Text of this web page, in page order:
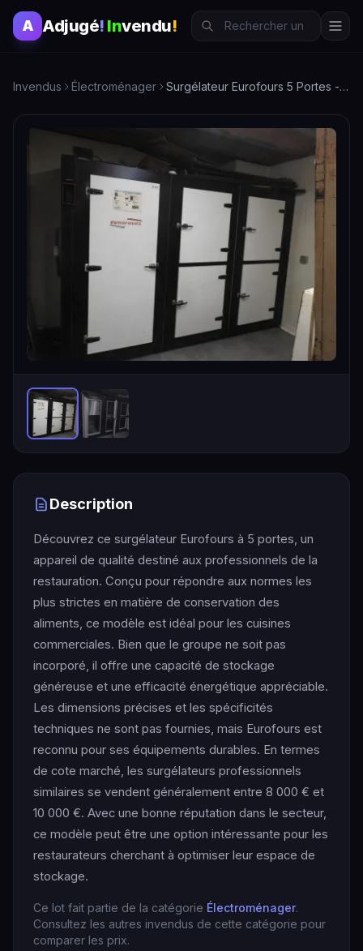
A Adjugé! Invendu!
Invendus Électroménager Surgélateur Eurofours 5 Portes - Électroménager Professionnel
Description
Découvrez ce surgélateur Eurofours à 5 portes, un
appareil de qualité destiné aux professionnels de la
restauration. Conçu pour répondre aux normes les
plus strictes en matière de conservation des
aliments, ce modèle est idéal pour les cuisines
commerciales. Bien que le groupe ne soit pas
incorporé, il offre une capacité de stockage
généreuse et une efficacité énergétique appréciable.
Les dimensions précises et les spécificités
techniques ne sont pas fournies, mais Eurofours est
reconnu pour ses équipements durables. En termes
de cote marché, les surgélateurs professionnels
similaires se vendent généralement entre 8 000 € et
10 000 €. Avec une bonne réputation dans le secteur,
ce modèle peut être une option intéressante pour les
restaurateurs cherchant à optimiser leur espace de
stockage.
Ce lot fait partie de la catégorie Électroménager.
Consultez les autres invendus de cette catégorie pour
comparer les prix.